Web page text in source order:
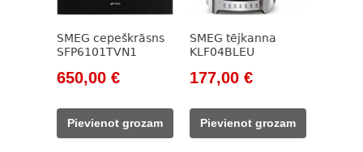
SMEG cepeškrāsns
SFP6101TVN1
Original
was:
1
650,00 €Current
650,00 €.
Pievienot grozam
SMEG tējkanna
KLF04BLEU
Original
was:
203,00 €.
177,00 €Current
177,00 €.
Pievienot grozam